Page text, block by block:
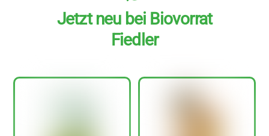
Jetzt neu bei Biovorrat
Fiedler